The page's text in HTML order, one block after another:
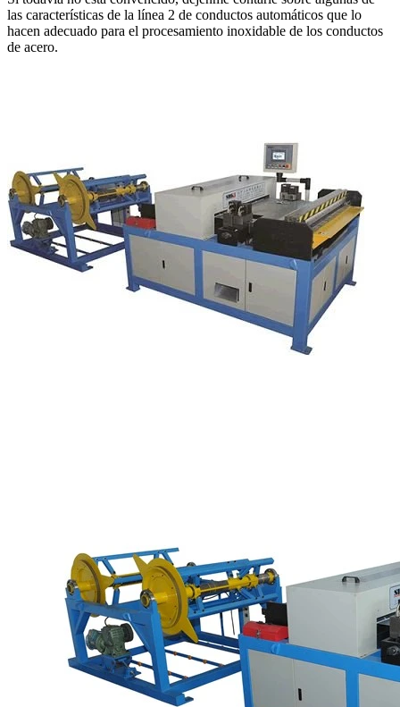
las características de la línea 2 de conductos automáticos que lo
hacen adecuado para el procesamiento inoxidable de los conductos
de acero.